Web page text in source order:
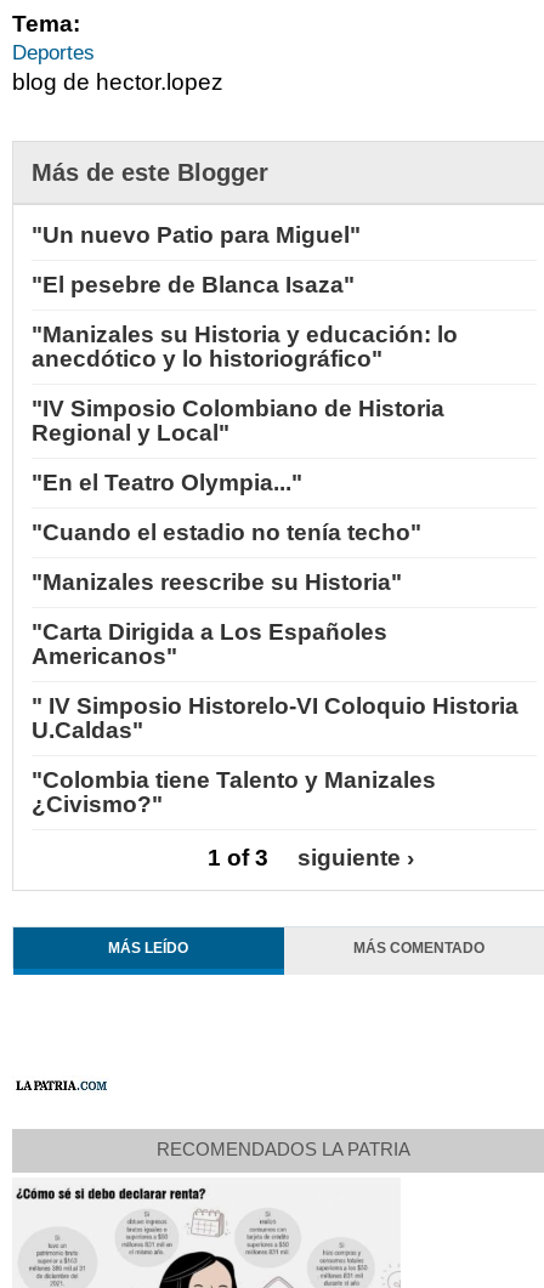
Tema:
Deportes
blog de hector.lopez
Más de este Blogger
"Un nuevo Patio para Miguel"
"El pesebre de Blanca Isaza"
"Manizales su Historia y educación: lo
anecdótico y lo historiográfico"
"IV Simposio Colombiano de Historia
Regional y Local"
"En el Teatro Olympia..."
"Cuando el estadio no tenía techo"
"Manizales reescribe su Historia"
"Carta Dirigida a Los Españoles
Americanos"
" IV Simposio Historelo-VI Coloquio Historia
U.Caldas"
"Colombia tiene Talento y Manizales
¿Civismo?"
1 of 3 siguiente ›
MÁS LEÍDO MÁS COMENTADO
RECOMENDADOS LA PATRIA